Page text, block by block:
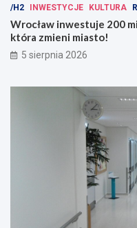
/H2 INWESTYCJE KULTURA
Wrocław inwestuje 200
która zmieni miasto!
5 sierpnia 2026